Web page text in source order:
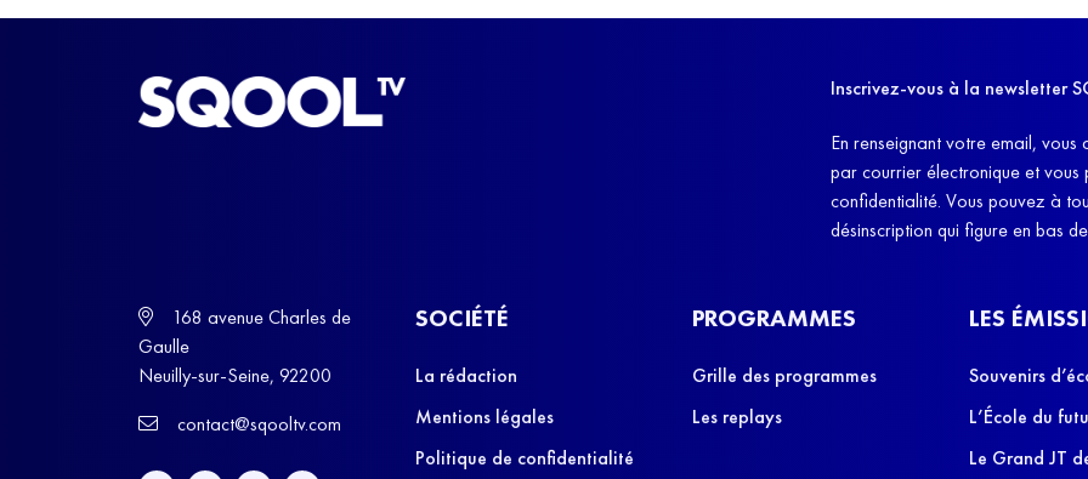
Inscrivez-vous à la newsletter
En renseignant votre email,
par courrier électronique et
confidentialité. Vous pouvez à
désinscription qui figure en bas
168 avenue Charles de
Gaulle
Neuilly-sur-Seine, 92200
contact@sqooltv.com
SOCIÉTÉ
La rédaction
Mentions légales
Politique de confidentialité
PROGRAMMES
Grille des programmes
Les replays
LES
Souvenirs
L’École du
Le Grand JT